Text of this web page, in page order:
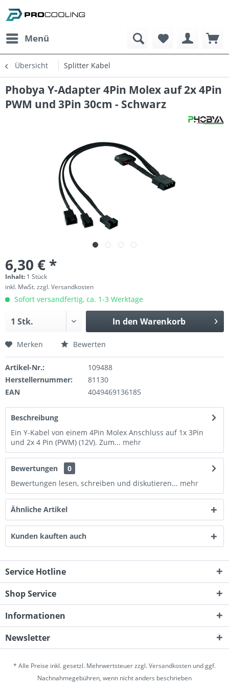
Menü
Übersicht Splitter Kabel
Phobya Y-Adapter 4Pin Molex auf 2x 4Pin
PWM und 3Pin 30cm - Schwarz
6,30 € *
Inhalt: 1 Stück
inkl. MwSt.zzgl. Versandkosten
Sofort versandfertig, ca. 1-3 Werktage
In den Warenkorb
Merken Bewerten
Artikel-Nr.:
109488
Herstellernummer:
81130
EAN
4049469136185
Beschreibung
Ein Y-Kabel von einem 4Pin Molex Anschluss auf 1x 3Pin
und 2x 4 Pin (PWM) (12V). Zum... mehr
Bewertungen
0
Bewertungen lesen, schreiben und diskutieren... mehr
Ähnliche Artikel
Kunden kauften auch
Service Hotline
Shop Service
Informationen
Newsletter
* Alle Preise inkl. gesetzl. Mehrwertsteuer zzgl.Versandkosten und ggf.
Nachnahmegebühren, wenn nicht anders beschrieben